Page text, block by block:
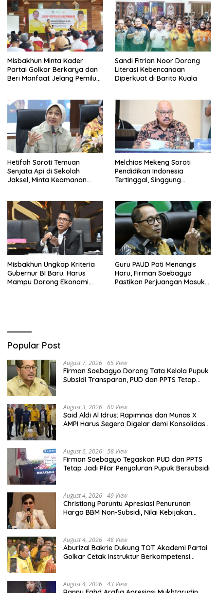
Misbakhun Minta Kader
Partai Golkar Berkarya dan
Beri Manfaat Jelang Pemilu
Sandi Fitrian Noor Dorong
Literasi Kebencanaan
Diperkuat di Barito Kuala
Hetifah Soroti Temuan
Senjata Api di Sekolah
Jaksel, Minta Keamanan
Melchias Mekeng Soroti
Pendidikan Indonesia
Tertinggal, Singgung
Misbakhun Ungkap Kriteria
Gubernur BI Baru: Harus
Mampu Dorong Ekonomi
Guru PAUD Pati Menangis
Haru, Firman Soebagyo
Pastikan Perjuangan Masuk
Popular Post
August 7, 2026 65 View
Firman Soebagyo Dorong Tata Kelola Pupuk
Subsidi Transparan, PUD dan PPTS Tetap
August 3, 2026 60 View
Said Aldi Al Idrus: Rapimnas dan Munas X
AMPI Harus Segera Digelar demi Konsolidasi
August 6, 2026 58 View
Firman Soebagyo Tegaskan PUD dan PPTS
Tetap Jadi Pilar Penyaluran Pupuk Bersubsidi
August 4, 2026 49 View
Christiany Paruntu Apresiasi Penurunan
Harga BBM Non-Subsidi, Nilai Kebijakan
August 4, 2026 48 View
Aburizal Bakrie Dukung TOT Akademi Partai
Golkar Cetak Instruktur Berkompetensi
August 4, 2026 43 View